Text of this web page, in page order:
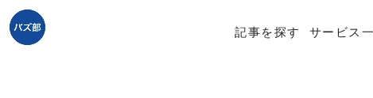
記事を探す サービス